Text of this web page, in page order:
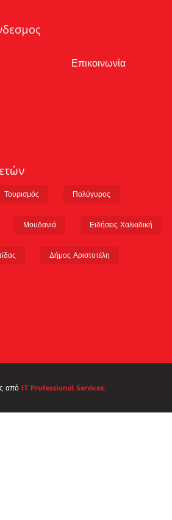
Επικοινωνία
Τουρισμός Πολύγυρος
Μουδανιά Ειδήσεις Χαλκιδική
Δήμος Αριστοτέλη
από IT Professional Services.